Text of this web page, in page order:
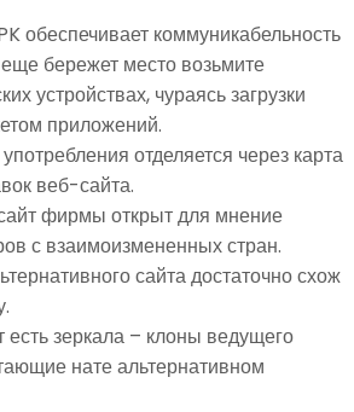
обеспечивает коммуникабельность
бережет место возьмите
устройствах, чураясь загрузки
приложений.
отделяется через карта
веб-сайта.
фирмы открыт для мнение
с взаимоизмененных стран.
сайта достаточно схож
зеркала – клоны ведущего
нате альтернативном